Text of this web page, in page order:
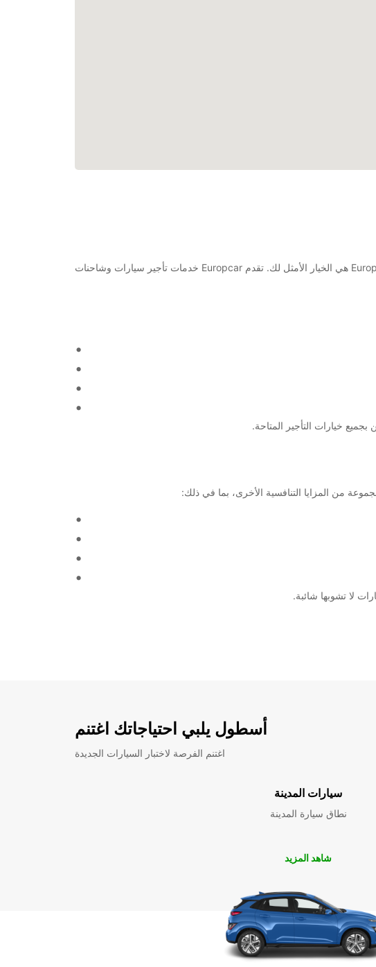
مرحبًا بكم في Mannheim Kaefertal! إذا كنت تبحث عن خدمة تأجير سيارات موثوقة وموثوقة في هذه المنطقة، فإن Europcar هي الخيار الأمثل لك. تقدم Europcar خدمات تأجير سيارات وشاحنات
أسطول يلبي احتياجاتك اغتنم
اغتنم الفرصة لاختبار السيارات الجديدة
سيارات المدينة
نطاق سيارة المدينة
شاهد المزيد